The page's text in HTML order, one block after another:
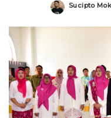
Posted
Sucipto